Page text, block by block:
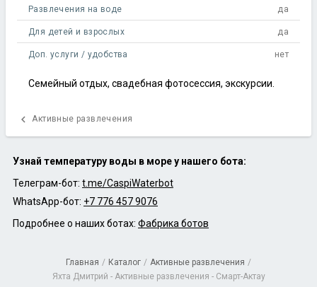
Развлечения на воде да
Для детей и взрослых да
Доп. услуги / удобства нет
Семейный отдых, свадебная фотосессия, экскурсии.
chevron_left Активные развлечения
Узнай температуру воды в море у нашего бота:
Телеграм-бот: t.me/CaspiWaterbot
WhatsApp-бот: +7 776 457 9076
Подробнее о наших ботах: Фабрика ботов
Главная / Каталог / Активные развлечения /
Яхта Дмитрий - Активные развлечения - Смарт-Актау